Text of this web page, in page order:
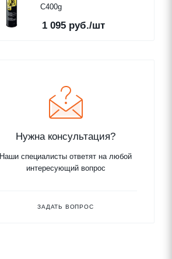
C400g
1 095 руб./шт
Нужна консультация?
Наши специалисты ответят на любой
интересующий вопрос
ЗАДАТЬ ВОПРОС